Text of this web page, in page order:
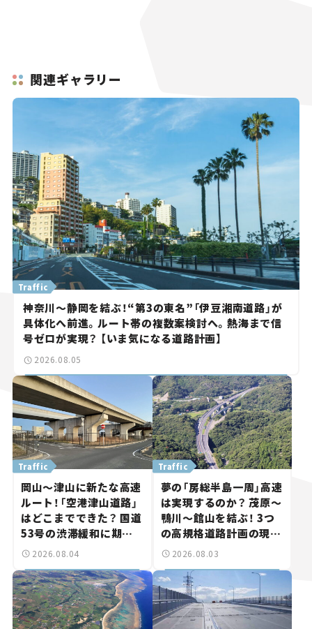
関連ギャラリー
Traffic
神奈川～静岡を結ぶ！“第3の東名”「伊豆湘南道路」が
具体化へ前進。ルート帯の複数案検討へ。熱海まで信
号ゼロが実現？ 【いま気になる道路計画】
2026.08.05
Traffic
岡山～津山に新たな高速
ルート！「空港津山道路」
はどこまでできた？ 国道
53号の渋滞緩和に期待。
岡山市側でも動きが【い
2026.08.04
Traffic
夢の「房総半島一周」高速
は実現するのか？ 茂原～
鴨川～館山を結ぶ！ 3つ
の高規格道路計画の現
状。「館山鴨川道路」で検
路計画】
2026.08.03